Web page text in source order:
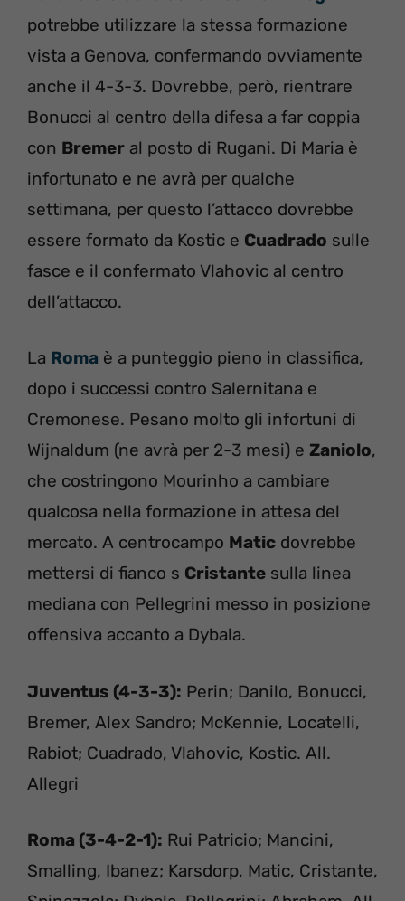
potrebbe utilizzare la stessa formazione
vista a Genova, confermando ovviamente
anche il 4-3-3. Dovrebbe, però, rientrare
Bonucci al centro della difesa a far coppia
con Bremer al posto di Rugani. Di Maria è
infortunato e ne avrà per qualche
settimana, per questo l’attacco dovrebbe
essere formato da Kostic e Cuadrado sulle
fasce e il confermato Vlahovic al centro
dell’attacco.
La Roma è a punteggio pieno in classifica,
dopo i successi contro Salernitana e
Cremonese. Pesano molto gli infortuni di
Wijnaldum (ne avrà per 2-3 mesi) e Zaniolo,
che costringono Mourinho a cambiare
qualcosa nella formazione in attesa del
mercato. A centrocampo Matic dovrebbe
mettersi di fianco s Cristante sulla linea
mediana con Pellegrini messo in posizione
offensiva accanto a Dybala.
Juventus (4-3-3): Perin; Danilo, Bonucci,
Bremer, Alex Sandro; McKennie, Locatelli,
Rabiot; Cuadrado, Vlahovic, Kostic. All.
Allegri
Roma (3-4-2-1): Rui Patricio; Mancini,
Smalling, Ibanez; Karsdorp, Matic, Cristante,